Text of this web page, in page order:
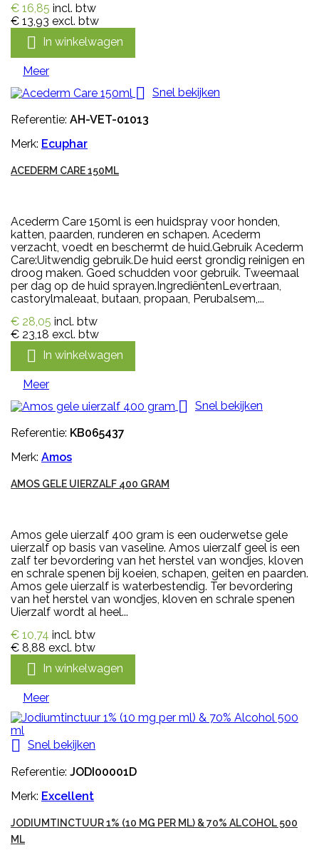
€ 16,85 incl. btw
€ 13,93 excl. btw
 In winkelwagen
Meer
 Snel bekijken
Referentie: AH-VET-01013
Merk: Ecuphar
ACEDERM CARE 150ML
Acederm Care 150ml is een huidspray voor honden,
katten, paarden, runderen en schapen. Acederm
verzacht, voedt en beschermt de huid.Gebruik Acederm
Care:Uitwendig gebruik.De huid eerst grondig reinigen en
droog maken. Goed schudden voor gebruik. Tweemaal
per dag op de huid sprayen.IngrediëntenLevertraan,
castorylmaleaat, butaan, propaan, Perubalsem,...
€ 28,05 incl. btw
€ 23,18 excl. btw
 In winkelwagen
Meer
 Snel bekijken
Referentie: KB065437
Merk: Amos
AMOS GELE UIERZALF 400 GRAM
Amos gele uierzalf 400 gram is een ouderwetse gele
uierzalf op basis van vaseline. Amos uierzalf geel is een
zalf ter bevordering van het herstel van wondjes, kloven
en schrale spenen bij koeien, schapen, geiten en paarden.
Amos gele uierzalf is waterbestendig. Ter bevordering
van het herstel van wondjes, kloven en schrale spenen
Uierzalf wordt al heel...
€ 10,74 incl. btw
€ 8,88 excl. btw
 In winkelwagen
Meer
 Snel bekijken
Referentie: JODI00001D
Merk: Excellent
JODIUMTINCTUUR 1% (10 MG PER ML) & 70% ALCOHOL 500
ML